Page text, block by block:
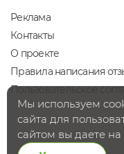
Реклама
Контакты
О проекте
Правила написания
Пользовательское
Мы используем
сайта для
сайтом вы даете на